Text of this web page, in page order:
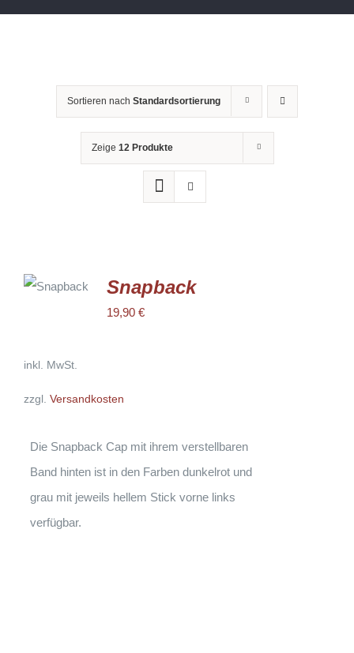
Sortieren nach Standardsortierung
Zeige 12 Produkte
WÄHLEN
DIESES
AUF.
KÖNNEN
PRODUKTSEITE
GEWÄHLT
WERDEN
Snapback
19,90 €
inkl. MwSt.
zzgl. Versandkosten
Die Snapback Cap mit ihrem verstellbaren
Band hinten ist in den Farben dunkelrot und
grau mit jeweils hellem Stick vorne links
verfügbar.